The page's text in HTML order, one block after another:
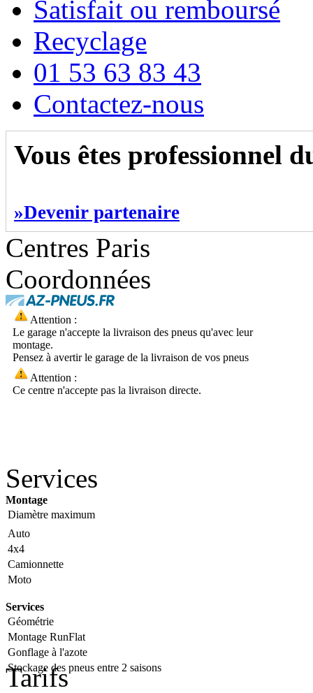
Satisfait ou remboursé
Recyclage
01 53 63 83 43
Contactez-nous
Vous êtes professionnel
»Devenir partenaire
Centres Paris
Coordonnées
Attention :
Le garage n'accepte la livraison des pneus qu'avec leur
montage.
Pensez à avertir le garage de la livraison de vos pneus
Attention :
Ce centre n'accepte pas la livraison directe.
Services
Montage
Diamètre maximum
Auto
4x4
Camionnette
Moto
Services
Géométrie
Montage RunFlat
Gonflage à l'azote
Stockage des pneus entre 2 saisons
Tarifs